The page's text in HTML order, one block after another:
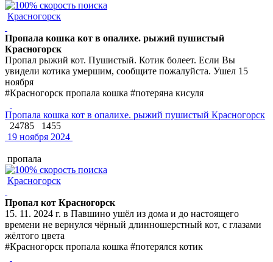
Красногорск
Пропала кошка кот в опалихе. рыжий пушистый
Красногорск
Пропал рыжий кот. Пушистый. Котик болеет. Если Вы
увидели котика умершим, сообщите пожалуйста. Ушел 15
ноября
#Красногорск пропала кошка #потеряна кисуля
Пропала кошка кот в опалихе. рыжий пушистый Красногорск
24785
1455
19 ноября 2024
пропала
Красногорск
Пропал кот Красногорск
15. 11. 2024 г. в Павшино ушёл из дома и до настоящего
времени не вернулся чёрный длинношерстный кот, с глазами
жёлтого цвета
#Красногорск пропала кошка #потерялся котик